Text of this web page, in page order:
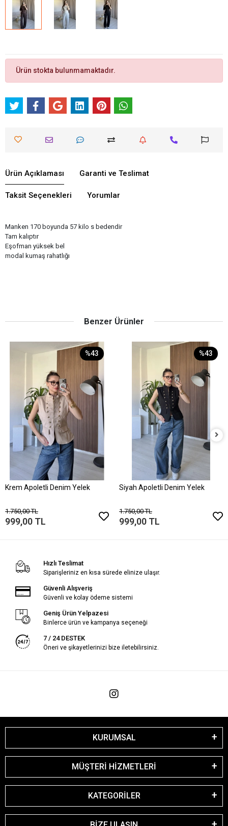
Ürün stokta bulunmamaktadır.
Ürün Açıklaması Garanti ve Teslimat
Taksit Seçenekleri Yorumlar
Manken 170 boyunda 57 kilo s bedendir
Tam kalıptır
Eşofman yüksek bel
modal kumaş rahatlığı
Benzer Ürünler
%43
Krem Apoletli Denim Yelek
1.750,00 TL
999,00 TL
%43
Siyah Apoletli Denim Yelek
1.750,00 TL
999,00 TL
Hızlı Teslimat
Siparişleriniz en kısa sürede elinize ulaşır.
Güvenli Alışveriş
Güvenli ve kolay ödeme sistemi
Geniş Ürün Yelpazesi
Binlerce ürün ve kampanya seçeneği
7 / 24 DESTEK
Öneri ve şikayetlerinizi bize iletebilirsiniz.
KURUMSAL
MÜŞTERİ HİZMETLERİ
KATEGORİLER